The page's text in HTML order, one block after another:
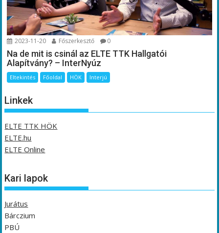
2023-11-20 Főszerkesztő 0
Na de mit is csinál az ELTE TTK Hallgatói
Alapítvány? – InterNyúz
Eltekintés Főoldal HÖK Interjú
Linkek
ELTE TTK HÖK
ELTE.hu
ELTE Online
Kari lapok
Jurátus
Bárczium
PBÚ